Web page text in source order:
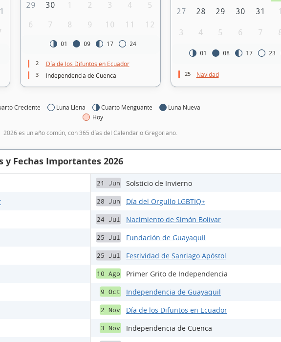
29 30 1 2 3 4 5
6 7 8 9 10 11 12
01 09 17 24
2 Día de los Difuntos en Ecuador
3 Independencia de Cuenca
27 28 29 30 31 1
3 4 5 6 7
01 08 17 23
25 Navidad
Creciente Luna Llena Cuarto Menguante
Luna Nueva
Hoy
2026 es un año común, con 365 días del Calendario Gregoriano.
y Fechas Importantes 2026
21 Jun Solsticio de Invierno
28 Jun Día del Orgullo LGBTIQ+
24 Jul Nacimiento de Simón Bolívar
25 Jul Fundación de Guayaquil
25 Jul Festividad de Santiago Apóstol
10 Ago Primer Grito de Independencia
9 Oct Independencia de Guayaquil
2 Nov Día de los Difuntos en Ecuador
3 Nov Independencia de Cuenca